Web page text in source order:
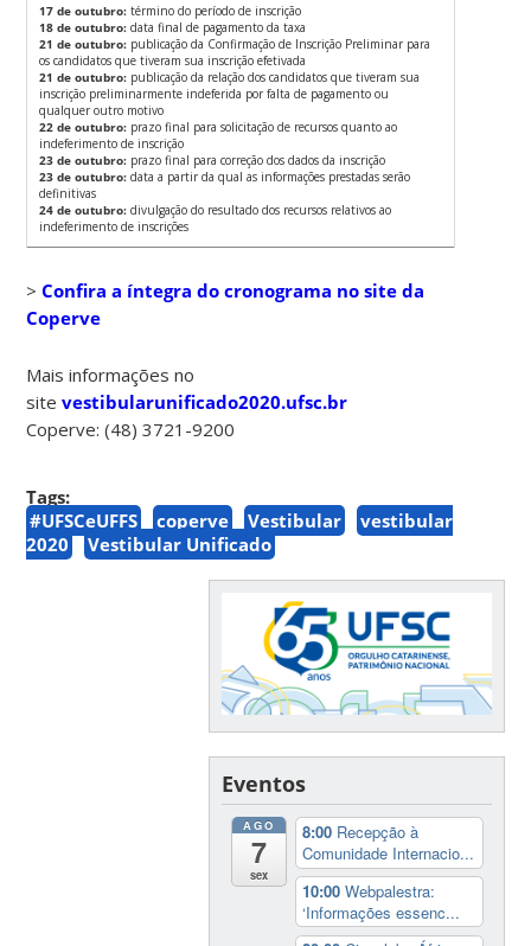
17 de outubro: término do período de inscrição
18 de outubro: data final de pagamento da taxa
21 de outubro: publicação da Confirmação de Inscrição Preliminar para
os candidatos que tiveram sua inscrição efetivada
21 de outubro: publicação da relação dos candidatos que tiveram sua
inscrição preliminarmente indeferida por falta de pagamento ou
qualquer outro motivo
22 de outubro: prazo final para solicitação de recursos quanto ao
indeferimento de inscrição
23 de outubro: prazo final para correção dos dados da inscrição
23 de outubro: data a partir da qual as informações prestadas serão
definitivas
24 de outubro: divulgação do resultado dos recursos relativos ao
indeferimento de inscrições
>Confira a íntegra do cronograma no site da
Coperve
Mais informações no
sitevestibularunificado2020.ufsc.br
Coperve: (48) 3721-9200
Tags:
#UFSCeUFFS
coperve Vestibular
vestibular
2020
Vestibular Unificado
Eventos
AGO
7
sex
8:00 Recepção à
Comunidade Internacio...
10:00Webpalestra:
‘Informações essenc...